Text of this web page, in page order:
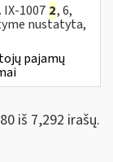
1007 2, 6,
nustatyta,
pajamų
iš 7,292 irašų.